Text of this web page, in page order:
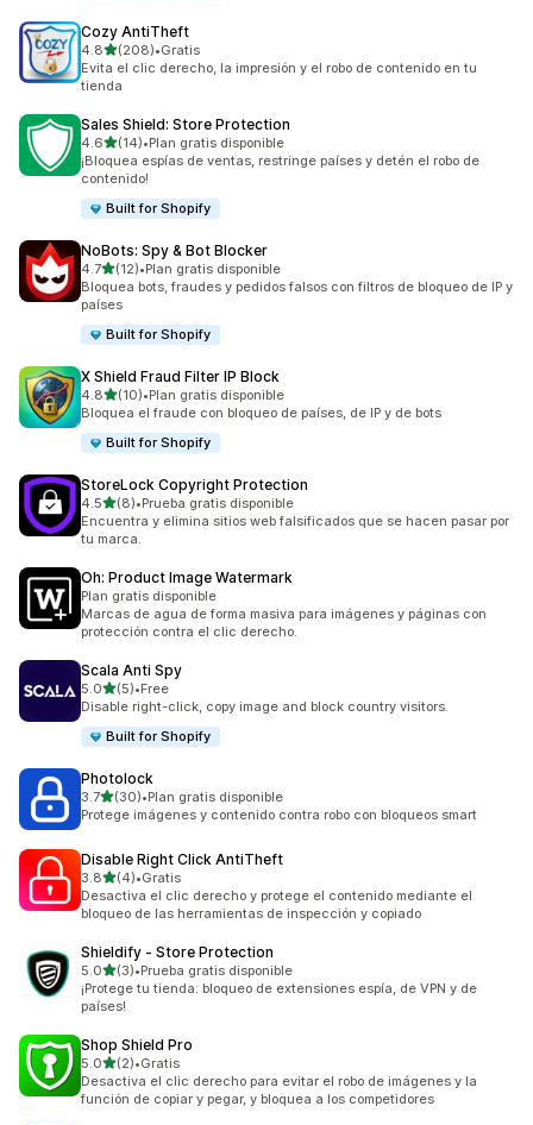
Cozy AntiTheft
4.8de 5 estrellas
(208)
208 reseñas en total
•Gratis
Evita el clic derecho, la impresión y el robo de contenido en tu
tienda
Sales Shield: Store Protection
4.6de 5 estrellas
(14)
14 reseñas en total
•Plan gratis disponible
¡Bloquea espías de ventas, restringe países y detén el robo de
contenido!
Built for Shopify
NoBots: Spy & Bot Blocker
4.7de 5 estrellas
(12)
12 reseñas en total
•Plan gratis disponible
Bloquea bots, fraudes y pedidos falsos con filtros de bloqueo de IP y
países
Built for Shopify
X Shield Fraud Filter IP Block
4.8de 5 estrellas
(10)
10 reseñas en total
•Plan gratis disponible
Bloquea el fraude con bloqueo de países, de IP y de bots
Built for Shopify
StoreLock Copyright Protection
4.5de 5 estrellas
(8)
8 reseñas en total
•Prueba gratis disponible
Encuentra y elimina sitios web falsificados que se hacen pasar por
tu marca.
Oh: Product Image Watermark
Plan gratis disponible
Marcas de agua de forma masiva para imágenes y páginas con
protección contra el clic derecho.
Scala Anti Spy
5.0de 5 estrellas
(5)
5 reseñas en total
•Free
Disable right-click, copy image and block country visitors.
Built for Shopify
Photolock
3.7de 5 estrellas
(30)
30 reseñas en total
•Plan gratis disponible
Protege imágenes y contenido contra robo con bloqueos smart
Disable Right Click AntiTheft
3.8de 5 estrellas
(4)
4 reseñas en total
•Gratis
Desactiva el clic derecho y protege el contenido mediante el
bloqueo de las herramientas de inspección y copiado
Shieldify ‑ Store Protection
5.0de 5 estrellas
(3)
3 reseñas en total
•Prueba gratis disponible
¡Protege tu tienda: bloqueo de extensiones espía, de VPN y de
países!
Shop Shield Pro
5.0de 5 estrellas
(2)
2 reseñas en total
•Gratis
Desactiva el clic derecho para evitar el robo de imágenes y la
función de copiar y pegar, y bloquea a los competidores